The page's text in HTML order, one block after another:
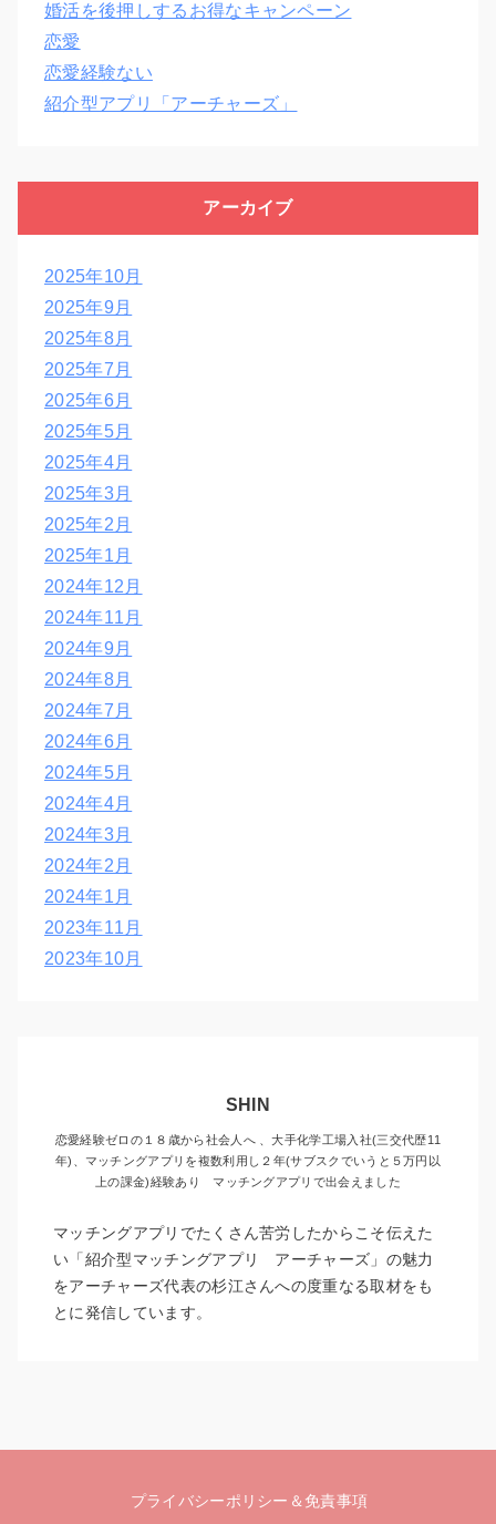
婚活を後押しするお得なキャンペーン
恋愛
恋愛経験ない
紹介型アプリ「アーチャーズ」
アーカイブ
2025年10月
2025年9月
2025年8月
2025年7月
2025年6月
2025年5月
2025年4月
2025年3月
2025年2月
2025年1月
2024年12月
2024年11月
2024年9月
2024年8月
2024年7月
2024年6月
2024年5月
2024年4月
2024年3月
2024年2月
2024年1月
2023年11月
2023年10月
SHIN
恋愛経験ゼロの１８歳から社会人へ 、大手化学工場入社(三交代歴11
年)、マッチングアプリを複数利用し２年(サブスクでいうと５万円以
上の課金)経験あり マッチングアプリで出会えました
マッチングアプリでたくさん苦労したからこそ伝えた
い「紹介型マッチングアプリ アーチャーズ」の魅力
をアーチャーズ代表の杉江さんへの度重なる取材をも
とに発信しています。
プライバシーポリシー＆免責事項